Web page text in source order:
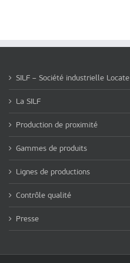
SILF – Société industrielle Locate
La SILF
Production de proximité
Gammes de produits
Lignes de productions
Contrôle qualité
Presse